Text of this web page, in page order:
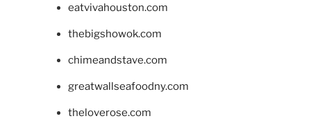
eatvivahouston.com
thebigshowok.com
chimeandstave.com
greatwallseafoodny.com
theloverose.com